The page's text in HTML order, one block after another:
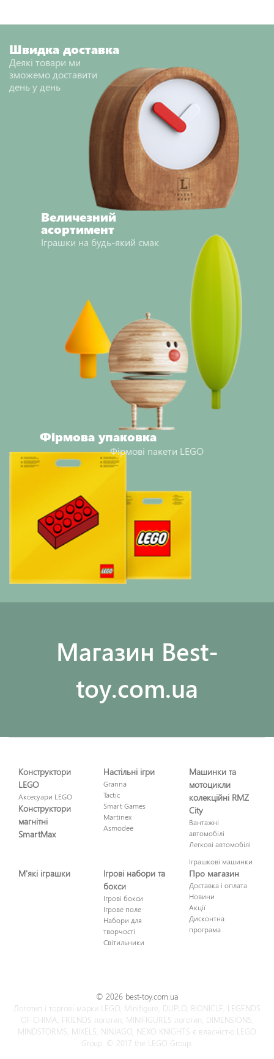
Швидка доставка
Деякі товари ми
зможемо доставити
день у день
Величезний
асортимент
Іграшки на будь-який смак
Фірмова упаковка
Фірмові пакети LEGO
Maгазин Best-
toy.com.ua
Конструктори
LEGO
Аксесуари LEGO
Конструктори
магнітні
SmartMax
Настільні ігри
Granna
Tactic
Smart Games
Martinex
Asmodee
Машинки та
мотоцикли
колекційні RMZ
City
Вантажні
автомобілі
Легкові автомобілі
Іграшкові машинки
М'які іграшки
Ігрові набори та
бокси
Ігрові бокси
Ігрове поле
Набори для
творчості
Світильники
Про магазин
Доставка і оплата
Новини
Акції
Дисконтна
програма
© 2026 best-toy.com.ua
Логотип і торгові марки LEGO, Minifigure, DUPLO, BIONICLE, LEGENDS
OF CHIMA, FRIENDS логотип, MINIFIGURES логотип, DIMENSIONS,
MINDSTORMS, MIXELS, NINJAGO, NEXO KNIGHTS є власністю LEGO
Group. © 2017 the LEGO Group.